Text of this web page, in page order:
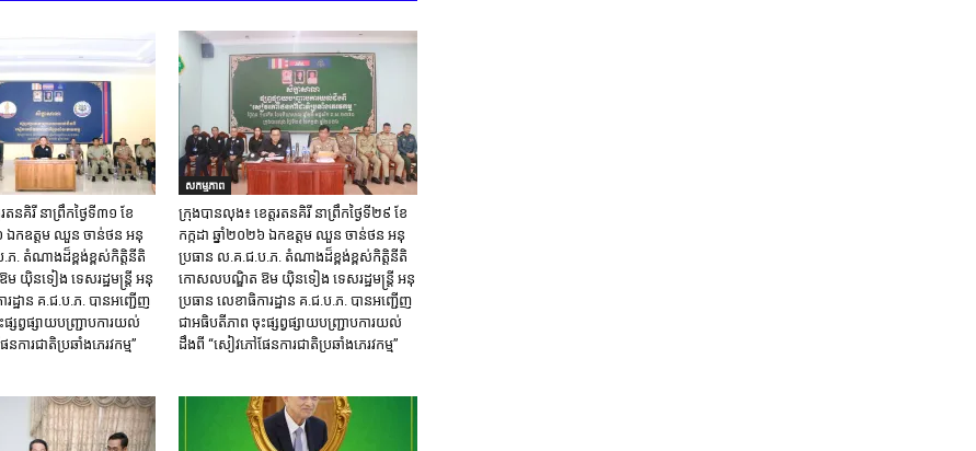
តនគិរី​ នាព្រឹកថ្ងៃទី៣១​ ខែ
៦ ឯកឧត្តម​ ឈួន ចាន់ថន អនុ
ភ. តំណាង​ដ៏ខ្ពង់ខ្ពស់​កិត្តិនីតិ
យ៉ិនទៀង​ ទេសរដ្ឋមន្រ្តី​ អនុ
រ​ដ្ឋាន​ គ.ជ.ប.ភ​. បានអញ្ជើញ
សព្វផ្សាយ​បញ្ជ្រាប​ការ​យល់​
ារជាតិប្រឆាំងភេរវកម្ម”
សកម្មភាព
ក្រុង​បាន​លុង​៖ ខេត្ត​រតនគិរី​ នាព្រឹកថ្ងៃទី២៩ ខែ
កក្កដា ឆ្នាំ២០២៦ ឯកឧត្តម​ ឈួន ចាន់ថន អនុ
ប្រធាន ល.គ.ជ.ប.ភ. តំណាង​ដ៏ខ្ពង់ខ្ពស់​កិត្តិនីតិ
កោសលបណ្ឌិត​ ឱម​ យ៉ិនទៀង​ ទេសរដ្ឋមន្រ្តី​ អនុ
ប្រធាន​ លេខាធិការ​ដ្ឋាន​ គ.ជ.ប.ភ​. បានអញ្ជើញ
ជាអធិបតីភាព​ ចុះផ្សព្វផ្សាយ​បញ្ជ្រាប​ការ​យល់​
ដឹង​ពី​ “សៀវភៅផែនការជាតិប្រឆាំងភេរវកម្ម”